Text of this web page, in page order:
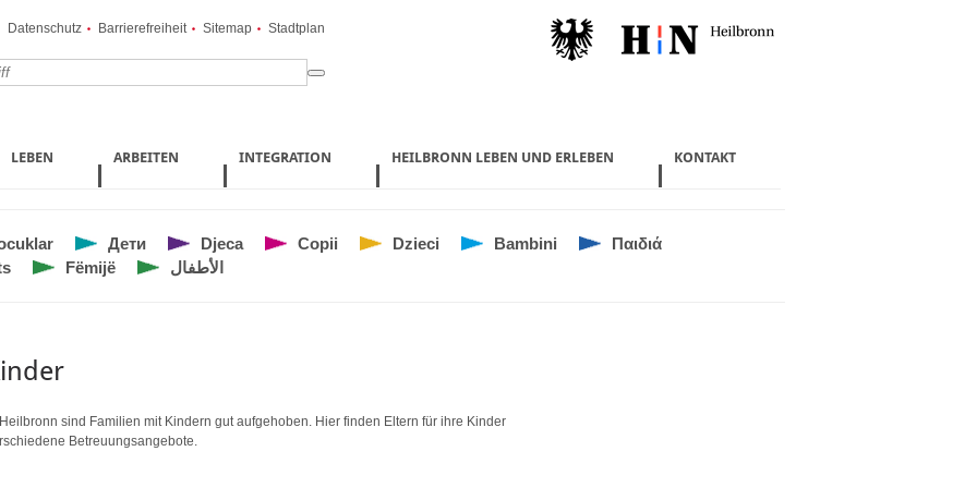
Datenschutz Barrierefreiheit Sitemap Stadtplan
LEBEN ARBEITEN INTEGRATION HEILBRONN LEBEN UND ERLEBEN KONTAKT
Дети Djeca Copii Dzieci Bambini
Παιδιά
Fëmijë الأطفال
sind Familien mit Kindern gut aufgehoben. Hier finden Eltern für ihre Kinder
Betreuungsangebote.